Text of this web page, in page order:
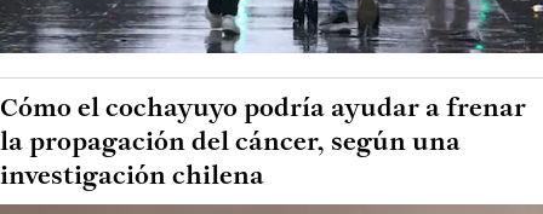
Cómo el cochayuyo podría ayudar a frenar
la propagación del cáncer, según una
investigación chilena